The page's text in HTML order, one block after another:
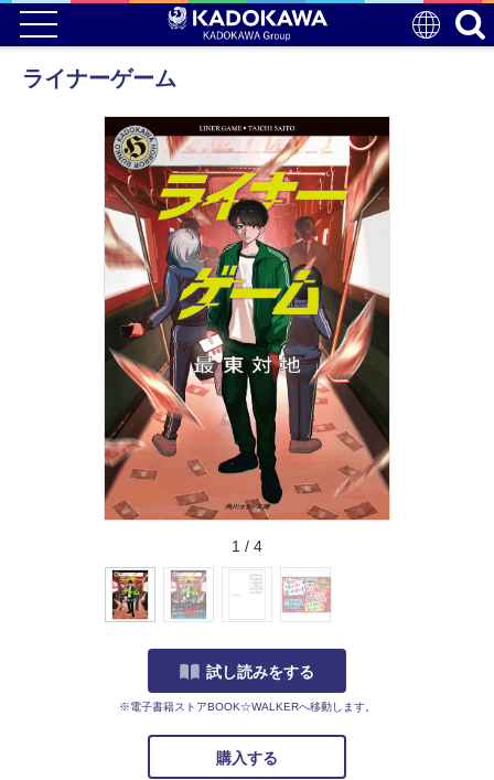
ライナーゲーム
1 / 4
試し読みをする
※電子書籍ストアBOOK☆WALKERへ移動します。
購入する